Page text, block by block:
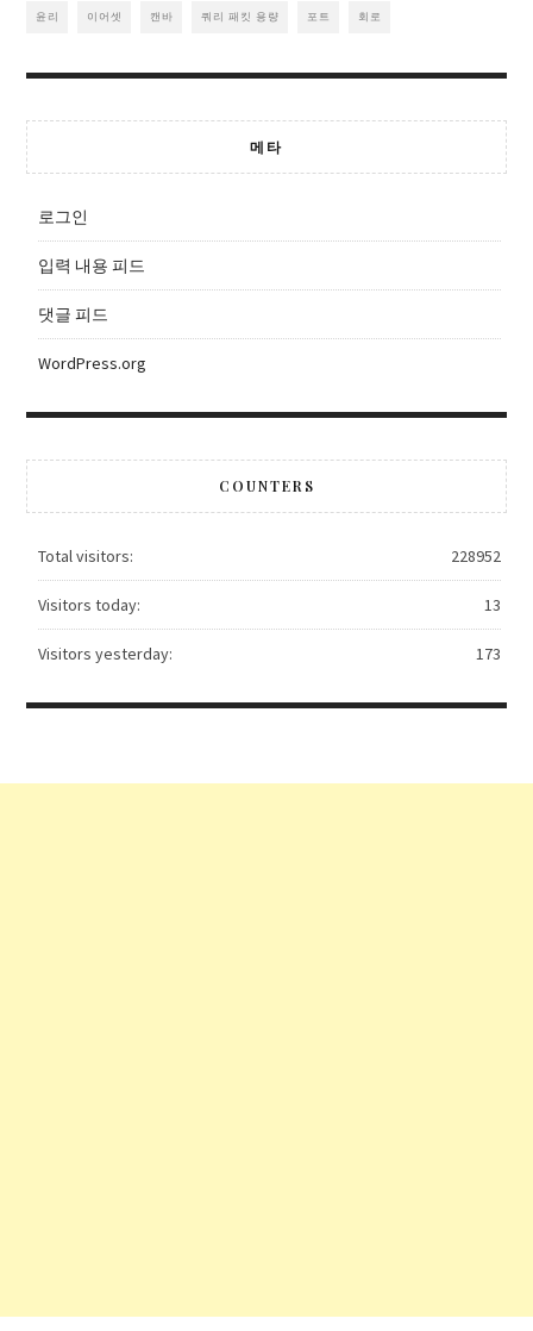
윤리 이어셋 캔바 쿼리 패킷 용량 포트 회로
메타
로그인
입력 내용 피드
댓글 피드
WordPress.org
COUNTERS
228952
Total visitors:
13
Visitors today:
173
Visitors yesterday: